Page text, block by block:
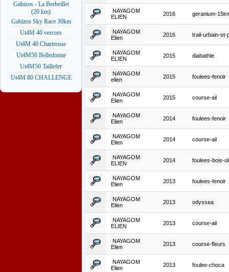
Gabizos - La Berbeillet
(20 km)
Gabizos Sky Race 30km
Ut4M 40 vercors
Ut4M 40 Chartreuse
Ut4M50 Belledonne
Ut4M50 Taillefer
Ut4M 80 CHALLENGE
NAYAGOM
ELIEN
2016 geranium-
NAYAGOM
Elien
2016 trail-urbain-st-
NAYAGOM
ELIEN
2015 diabathle
NAYAGOM
elien
2015 foulees-fenoir
NAYAGOM
Elien
2015 course-ail
NAYAGOM
Elien
2014 foulees-fenoir
NAYAGOM
Elien
2014 course-ail
NAYAGOM
ELIEN
2014 foulees-bois-
NAYAGOM
Elien
2013 foulees-fenoir
NAYAGOM
Elien
2013 odyssea
NAYAGOM
ELIEN
2013 course-ail
NAYAGOM
Elien
2013 course-fleurs
NAYAGOM
Elien
2013 foulee-choca